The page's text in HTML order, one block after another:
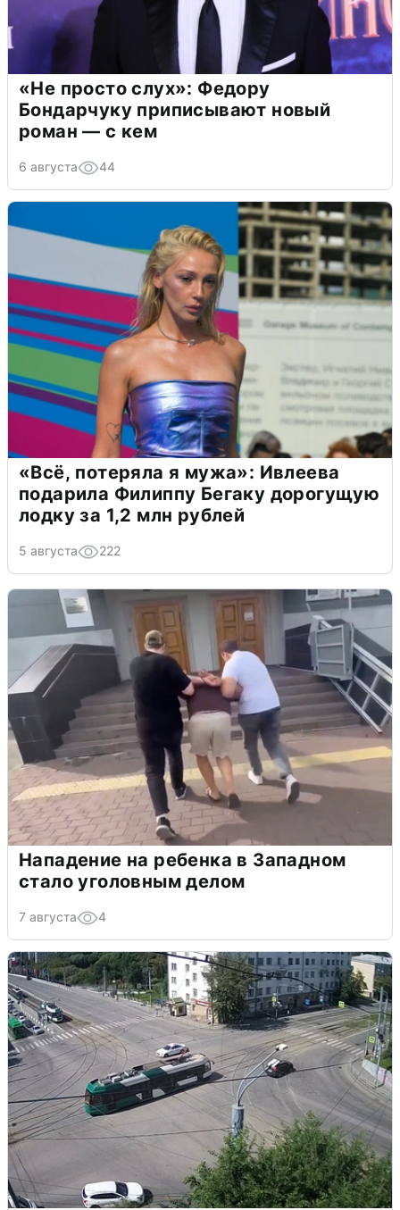
«Не просто слух»: Федору
Бондарчуку приписывают новый
роман — с кем
6 августа 44
«Всё, потеряла я мужа»: Ивлеева
подарила Филиппу Бегаку дорогущую
лодку за 1,2 млн рублей
5 августа 222
Нападение на ребенка в Западном
стало уголовным делом
7 августа 4